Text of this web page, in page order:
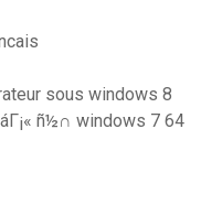
sous windows 8
ñ½∩ windows 7 64